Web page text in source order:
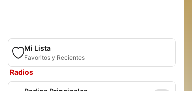
Mi Lista
Favoritos y Recientes
Radios